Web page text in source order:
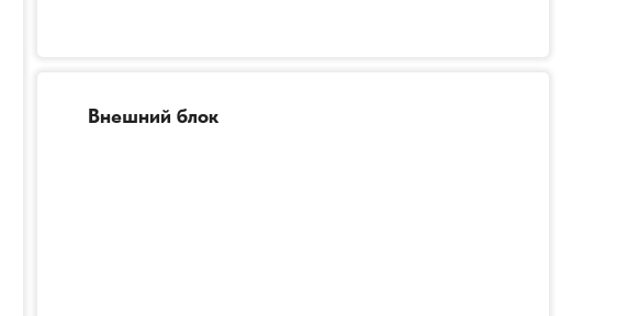
Внешний блок